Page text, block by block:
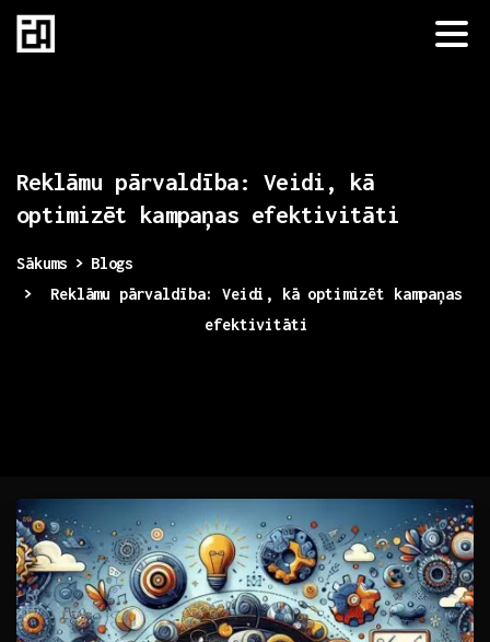
Reklāmu pārvaldība: Veidi,
kā
optimizēt kampaņas efektivitāti
Sākums
Blogs
Reklāmu pārvaldība: Veidi, kā optimizēt kampaņas
efektivitāti